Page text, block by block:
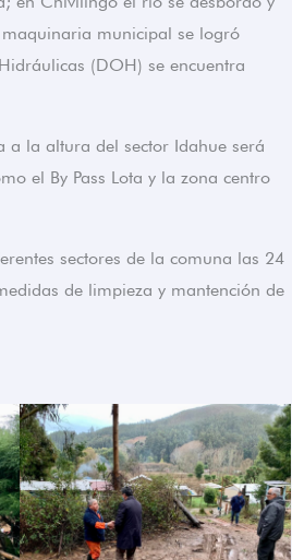
municipal se logró
(DOH) se encuentra
la altura del sector Idahue será
el By Pass Lota y la zona centro
sectores de la comuna las 24
de limpieza y mantención de